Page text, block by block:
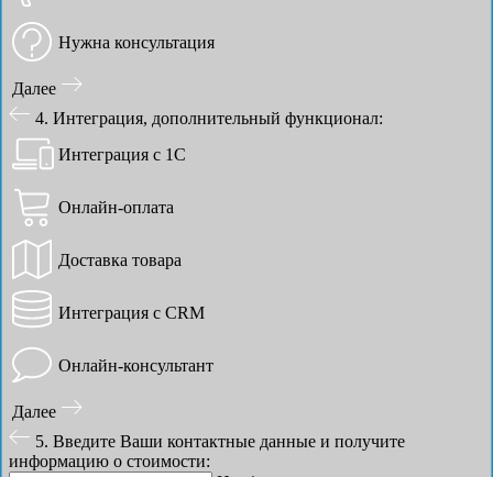
Нужна консультация
Далее
4. Интеграция, дополнительный функционал:
Интеграция с 1С
Онлайн-оплата
Доставка товара
Интеграция с CRM
Онлайн-консультант
Далее
5. Введите Ваши контактные данные и получите
информацию о стоимости: